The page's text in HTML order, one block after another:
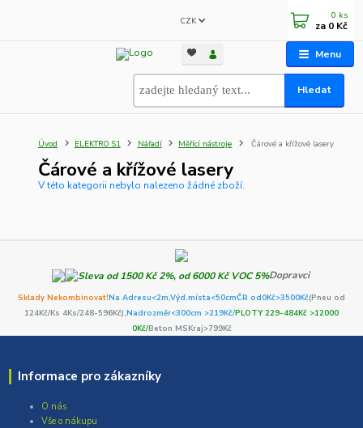
Menu
CZK
Hledat
0 ks
za 0 Kč
Úvod ELEKTRO S1 Nářadí Měřící nástroje Čárové a křížové lasery
Čárové a křížové lasery
V této kategorii nebylo nalezeno žádné zboží.
Dopravci
Sklady Nekombinovat!Na Adresu<2m,Výd.místa<50cmČR od0Kč>3500Kč(Pneu od
124Kč/Ks 4Ks/248-596Kč),Nadrozměr<300cm >219Kč/PLOTY 229-484Kč >12000
0Kč/Beton MSKraj>799Kč
Informace pro zákazníky
O nás
Vše o nákupu